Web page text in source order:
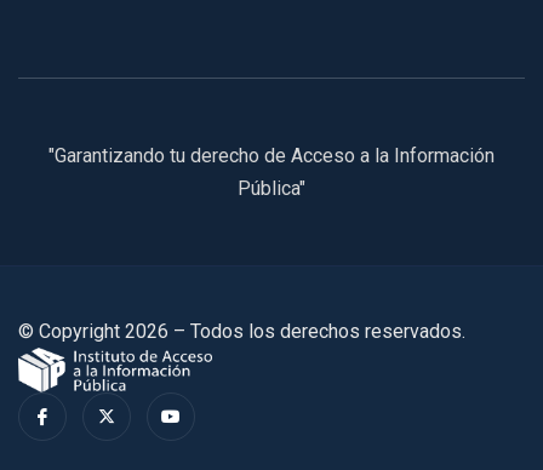
"Garantizando tu derecho de Acceso a la Información
Pública"
© Copyright 2026 – Todos los derechos reservados.